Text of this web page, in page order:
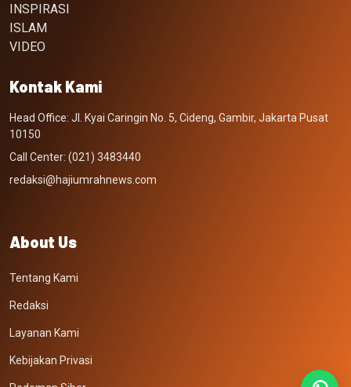
INSPIRASI
ISLAM
VIDEO
Kontak Kami
Head Office: Jl. Kyai Caringin No. 5, Cideng, Gambir, Jakarta Pusat
10150
Call Center: (021) 3483440
redaksi@hajiumrahnews.com
About Us
Tentang Kami
Redaksi
Layanan Kami
Kebijakan Privasi